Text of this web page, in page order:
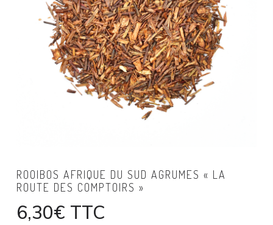
ROOIBOS AFRIQUE DU SUD AGRUMES « LA
ROUTE DES COMPTOIRS »
6,30€ TTC